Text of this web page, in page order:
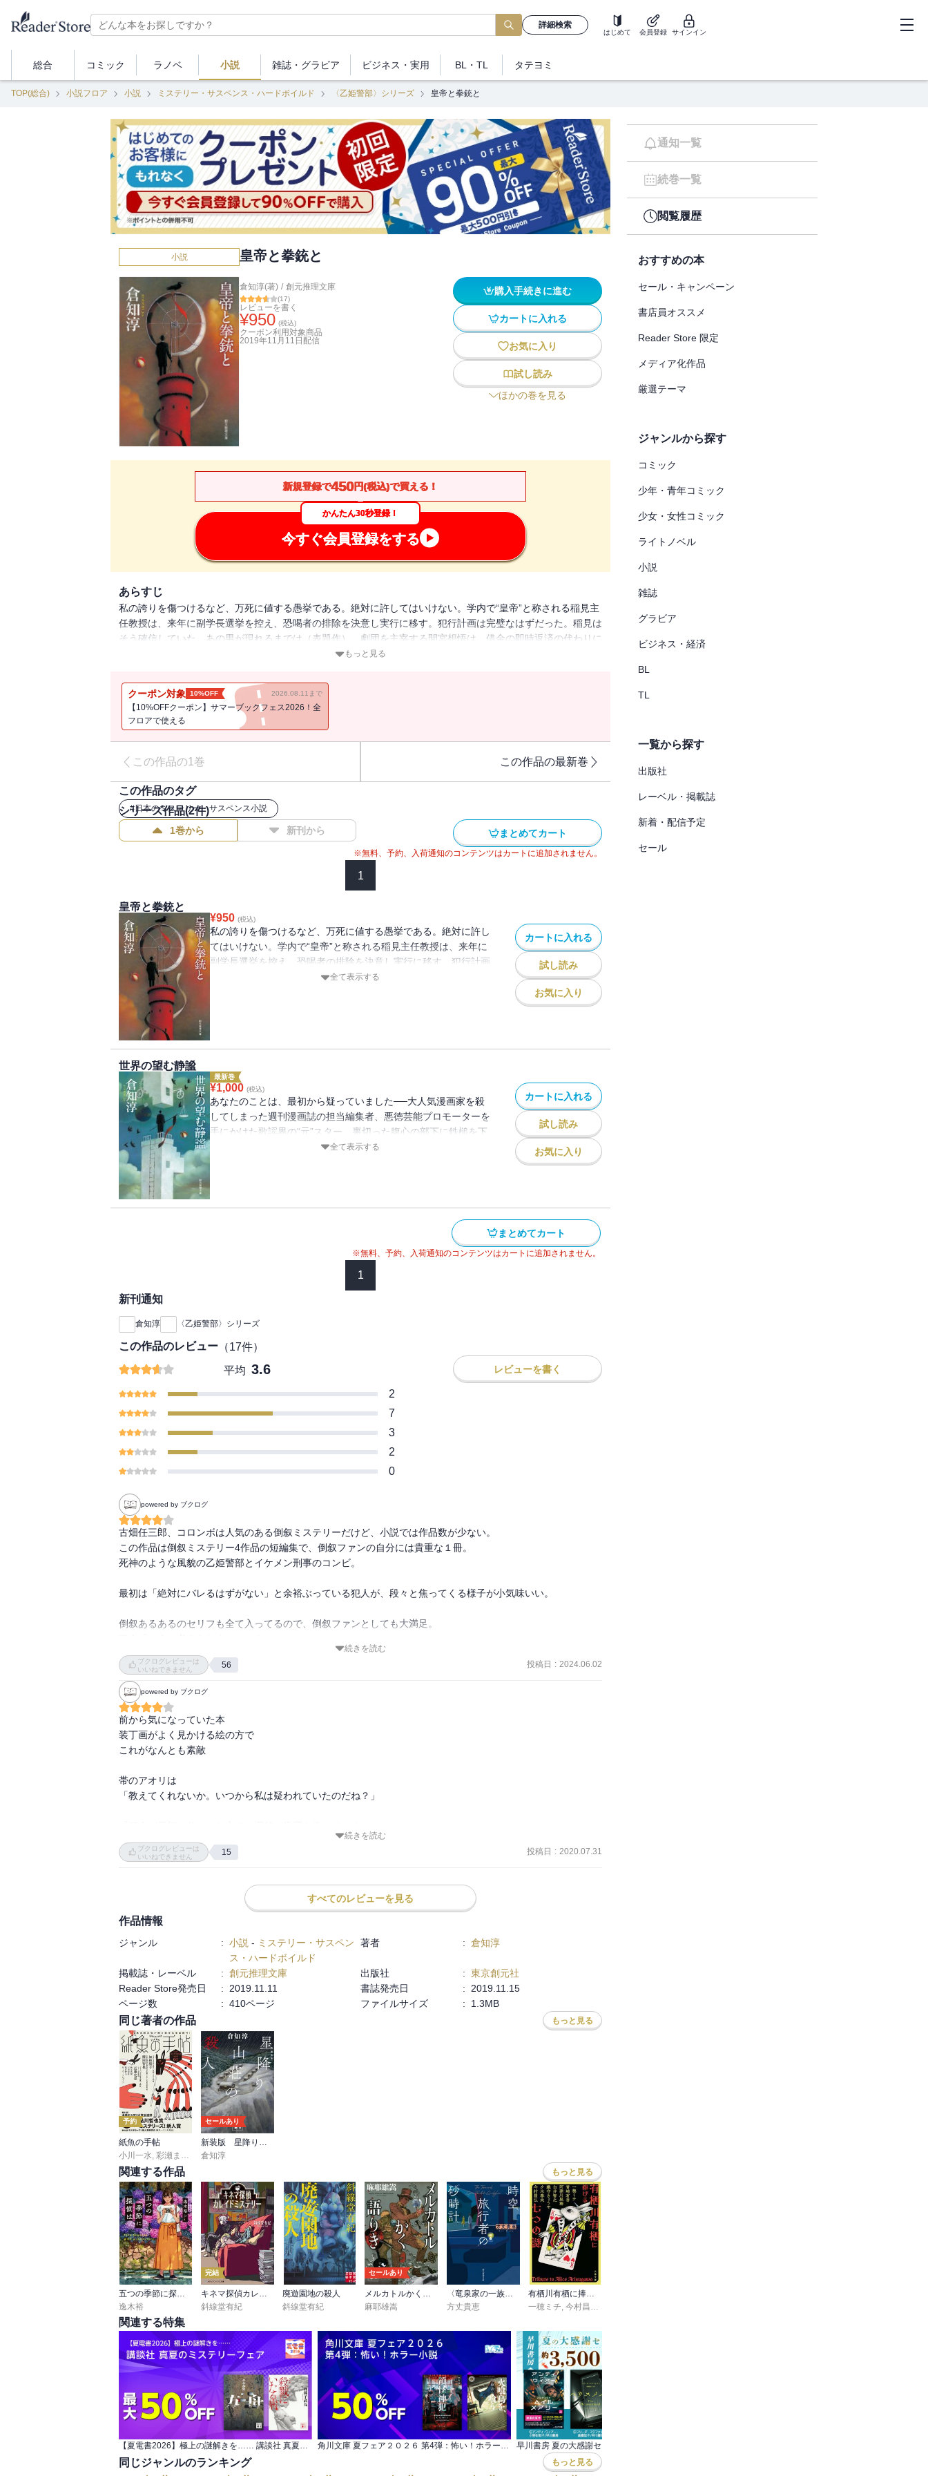
詳細検索
はじめて 会員登録 サインイン
総合 コミック ラノベ 小説 雑誌・ グラビア ビジネス ・実用 BL・TL タテヨミ
TOP(総合) 小説フロア 小説 ミステリー・サスペンス・ハードボイルド 〈乙姫警部〉シリーズ 皇帝と拳銃と
小説 皇帝と拳銃と
倉知淳(著) / 創元推理文庫
(17)
レビューを書く
¥950 (税込)
クーポン利用対象商品
2019年11月11日 配信
購入手続きに進む
カートに入れる
お気に入り
試し読み
ほかの巻を見る
新規登録で450円(税込)で買える！
かんたん30秒登録！
今すぐ会員登録をする
あらすじ
私の誇りを傷つけるなど、万死に値する愚挙である。絶対に許してはいけない。学内で“皇帝”と称される稲見主
任教授は、来年に副学長選挙を控え、恐喝者の排除を決意し実行に移す。犯行計画は完璧なはずだった。稲見は
そう確信していた。あの男が現れるまでは（表題作）。劇団を主宰する間宮想悟は、借金の即時返済の代わりに
恋人の看板女優を差し出せと実の叔父に強要され、その場で彼を殺害するが――（「恋人たちの汀」）。倉知淳
る。／解説＝香山二三郎
もっと見る
クーポン対象 10%OFF 2026.08.11まで
【10%OFFクーポン】サマーブックフェス2026！全
フロアで使える
この作品の1巻 この作品の最新巻
この作品のタグ
#日本のミステリー・サスペンス小説
シリーズ作品(2件)
1巻から 新刊から まとめてカート
※無料、予約、入荷通知のコンテンツはカートに追加されません。
1
皇帝と拳銃と
¥950 (税込)
私の誇りを傷つけるなど、万死に値する愚挙である。絶対に許し
てはいけない。学内で“皇帝”と称される稲見主任教授は、来年に
副学長選挙を控え、恐喝者の排除を決意し実行に移す。犯行計画
は完璧なはずだった。稲見はそう確信していた。あの男が現れる
を継ぐ警察官探偵が、またひとり誕生する。／解説＝香山二三郎
全て表示する
カートに入れる
試し読み
お気に入り
世界の望む静謐
最新巻
¥1,000 (税込)
あなたのことは、最初から疑っていました──大人気漫画家を殺
してしまった週刊漫画誌の担当編集者、悪徳芸能プロモーターを
手にかけた歌謡界の“元”スター、裏切った腹心の部下に鉄槌を下
した人気タレント文化人、過去を掘り返そうとする同僚の口を封
『星降り山荘の殺人』の倉知淳が挑む、〈刑事コロンボ〉の衣鉢
を継ぐ大人気倒叙ミステリシリーズ！／【目次】愚者の選択／一
等星かく輝けり／正義のための闘争／世界の望む静謐／解説＝千
全て表示する
カートに入れる
試し読み
お気に入り
まとめてカート
※無料、予約、入荷通知のコンテンツはカートに追加されません。
1
新刊通知
倉知淳 〈乙姫警部〉シリーズ
この作品のレビュー （17件）
平均 3.6 レビューを書く
2
7
3
2
0
powered by ブクログ
古畑任三郎、コロンボは人気のある倒叙ミステリーだけど、小説では作品数が少ない。
この作品は倒叙ミステリー4作品の短編集で、倒叙ファンの自分には貴重な１冊。
死神のような風貌の乙姫警部とイケメン刑事のコンビ。
最初は「絶対にバレるはずがない」と余裕ぶっている犯人が、段々と焦ってくる様子が小気味いい。
倒叙あるあるのセリフも全て入ってるので、倒叙ファンとしても大満足。
犯人は身の潔白を証明するために、とにかくよくしゃべる。その必死さが面白い。
刑事「最後にもう一つ質問いいですか？」
1番ビビるやつ。帰り際の核心を突く質問は、自分が犯人だったら絶対に目がキョロキョロしちゃう。
犯人「一体いつから疑われてたの？」
聞いてもしょうがないんだけど、やっぱり聞きたい。
4つの中で1番好きなのは『皇帝と拳銃と』。
威厳と誇りに満ちている絶対権力者の大学教授が、なぜ皆に「皇帝」と呼ばれているのか…
続きを読む
ブクログレビューは
いいねできません
56 投稿日 : 2024.06.02
powered by ブクログ
前から気になっていた本
装丁画がよく見かける絵の方で
これがなんとも素敵
帯のアオリは
「教えてくれないか。いつから私は疑われていたのだね？」
"倒叙ミステリー"と呼ばれるジャンルをよく現している。
「福家警部」などが好きで、たまに無性に読みたくなる。
探偵となるのは
という強面ながら苗字が「乙姫」
というアンバランスな警部
(遠藤憲一さんをイメージ)
と部下のモデル並みにスタイルが良く、イケメンな「鈴木」警部のコンビ
どちらも出会った関係者が毎回
ハッとする存在の二人
このジャンルを読んでると、毎回
「犯人よ、いつもと違うことを少しでしてしまったら探偵にバレるぞ！やめとけ！」という気持ちになる…
今回も「あぁ〜、ここあたり推理されてしまうのでは…」と犯人視点でヒヤヒヤ
ホラー映画の如く
「死神」が淡々と推理で追い詰める。
四編で程よくパターンを楽しめた。
読み心地として
事件の組み立てと解体と言った印象
「推理する装置」としての探偵が
死神と呼ばれる見た目もあり
何を考えてるかまではわからない。
ユーモアの頻度が上がると
もうちょっと楽しめたかも。
少しずつで良いので
どんな経緯で警部になったのかなど
犯人の人間部分よりも乙姫警部の
人となりが見えてくることに期待
謎なのもまた魅力なのだけども…
続きを読む
ブクログレビューは
いいねできません
15 投稿日 : 2020.07.31
すべてのレビューを見る
作品情報
ジャンル : 小説 - ミステリー・サスペン
ス・ハードボイルド
著者 : 倉知淳
掲載誌・レーベル : 創元推理文庫 出版社 : 東京創元社
Reader Store発売日
: 2019.11.11 書誌発売日 :
2019.11.15
ページ数
: 410ページ ファイルサイズ : 1.3MB
同じ著者の作品 もっと見る
予約
紙魚の手帖
小川一水, 彩瀬まる 宮西建礼
セールあり
新装版 星降り山荘の殺人
倉知淳
関連する作品 もっと見る
五つの季節に探偵は
逸木裕
完結
キネマ探偵カレイドミステリー
斜線堂有紀
廃遊園地の殺人
斜線堂有紀
セールあり
メルカトルかく語りき
麻耶雄嵩
〈竜泉家の一族〉シリーズ
方丈貴恵
有栖川有栖に捧げる七つの謎
一穂ミチ,今村昌弘
関連する特集
【夏電書2026】極上の謎解きを…… 講談社 真夏のミステリーフェア 角川文庫 夏フェア２０２６ 第4弾：怖い！ホラー小説 早川書房 夏の大感謝セール
同じジャンルのランキング もっと見る
通知一覧
続巻一覧
閲覧履歴
おすすめの本
セール・キャンペーン
書店員オススメ
Reader Store 限定
メディア化作品
厳選テーマ
ジャンルから探す
コミック
少年・青年コミック
少女・女性コミック
ライトノベル
小説
雑誌
グラビア
ビジネス・経済
BL
TL
一覧から探す
出版社
レーベル・掲載誌
新着・配信予定
セール